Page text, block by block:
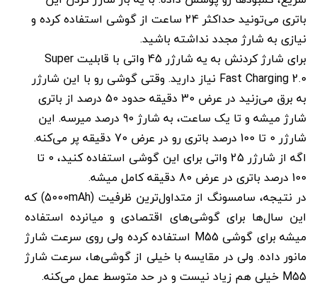
باتری می‌تونید حداکثر 24 ساعت از گوشی استفاده کرده و
نیازی به شارژ مجدد نداشته باشید.
برای شارژ کردنش به یه شارژر 45 واتی با قابلیت Super
Fast Charging 2.0 نیاز دارید. وقتی گوشی رو با این شارژر
به برق می‌زنید در عرض 30 دقیقه حدود 50 درصد از باتری
شارژ میشه و تا یک ساعت، به شارژ 90 درصد میرسه. این
شارژر 0 تا 100 درصد باتری رو در عرض 70 دقیقه پر می‌کنه.
اگه از شارژر 25 واتی برای این گوشی استفاده کنید، 0 تا
100 درصد باتری در عرض 80 دقیقه کامل میشه.
در نتیجه، سامسونگ از متداول‌ترین ظرفیت (5000mAh) که
این سال‌ها برای گوشی‌های اقتصادی و میانرده استفاده
میشه برای گوشی M55 استفاده کرده ولی روی سرعت شارژ
مانور داده. ولی در مقایسه با خیلی از گوشی‌ها، سرعت شارژ
M55 خیلی هم زیاد نیست و در حد متوسط عمل می‌کنه.